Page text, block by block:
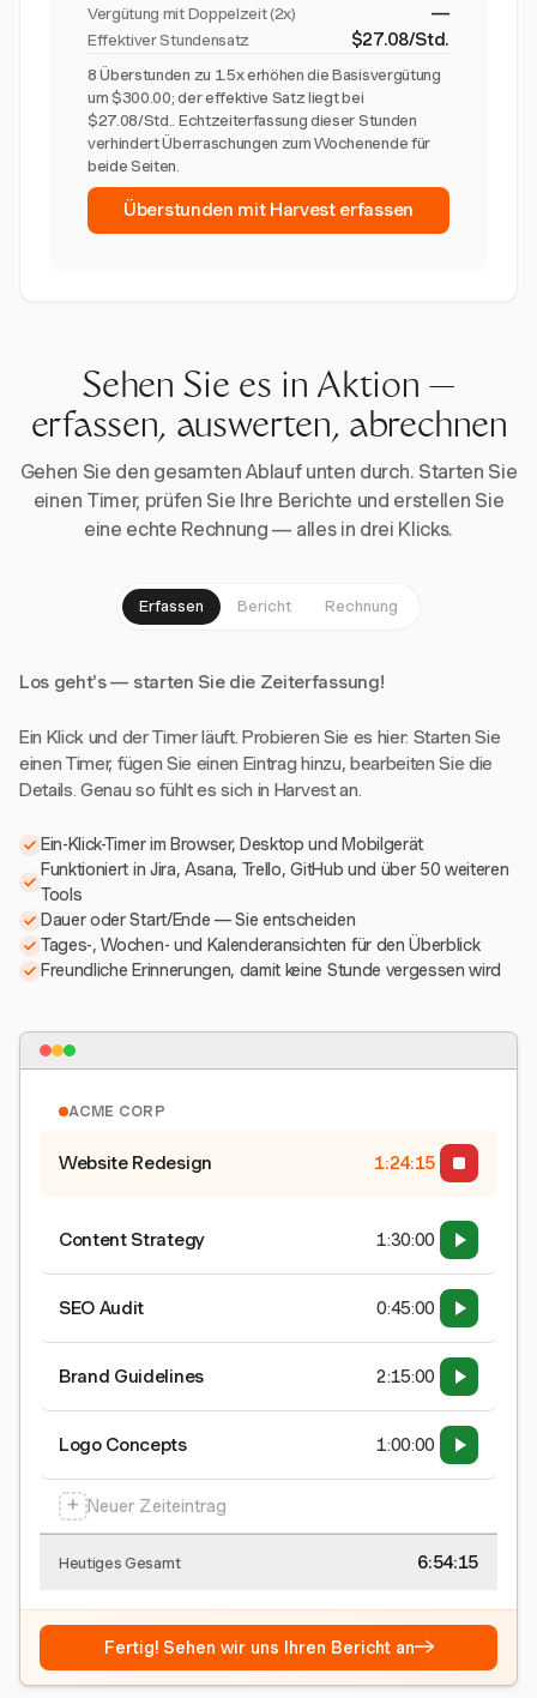
Vergütung mit Doppelzeit (2x) —
Effektiver Stundensatz $27.08/Std.
8 Überstunden zu 1.5x erhöhen die Basisvergütung
um $300.00; der effektive Satz liegt bei
$27.08/Std.. Echtzeiterfassung dieser Stunden
verhindert Überraschungen zum Wochenende für
beide Seiten.
Überstunden mit Harvest erfassen
Sehen Sie es in Aktion —
erfassen, auswerten, abrechnen
Gehen Sie den gesamten Ablauf unten durch. Starten Sie
einen Timer, prüfen Sie Ihre Berichte und erstellen Sie
eine echte Rechnung — alles in drei Klicks.
Erfassen Bericht Rechnung
Los geht's — starten Sie die Zeiterfassung!
Ein Klick und der Timer läuft. Probieren Sie es hier: Starten Sie
einen Timer, fügen Sie einen Eintrag hinzu, bearbeiten Sie die
Details. Genau so fühlt es sich in Harvest an.
Ein-Klick-Timer im Browser, Desktop und Mobilgerät
Funktioniert in Jira, Asana, Trello, GitHub und über 50 weiteren
Tools
Dauer oder Start/Ende — Sie entscheiden
Tages-, Wochen- und Kalenderansichten für den Überblick
Freundliche Erinnerungen, damit keine Stunde vergessen wird
ACME CORP
Website Redesign 1:24:15
Content Strategy 1:30:00
SEO Audit 0:45:00
Brand Guidelines 2:15:00
Logo Concepts 1:00:00
+ Neuer Zeiteintrag
Heutiges Gesamt 6:54:15
Fertig! Sehen wir uns Ihren Bericht an→